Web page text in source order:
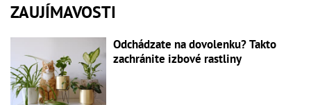
ZAUJÍMAVOSTI
Odchádzate na dovolenku? Takto
zachránite izbové rastliny